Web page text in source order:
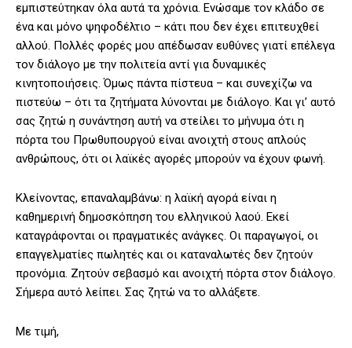
εμπιστεύτηκαν όλα αυτά τα χρόνια. Ενώσαμε τον κλάδο σε
ένα και μόνο ψηφοδέλτιο – κάτι που δεν έχει επιτευχθεί
αλλού. Πολλές φορές μου απέδωσαν ευθύνες γιατί επέλεγα
τον διάλογο με την πολιτεία αντί για δυναμικές
κινητοποιήσεις. Όμως πάντα πίστευα – και συνεχίζω να
πιστεύω – ότι τα ζητήματα λύνονται με διάλογο. Και γι’ αυτό
σας ζητώ η συνάντηση αυτή να στείλει το μήνυμα ότι η
πόρτα του Πρωθυπουργού είναι ανοιχτή στους απλούς
ανθρώπους, ότι οι λαϊκές αγορές μπορούν να έχουν φωνή.
Κλείνοντας, επαναλαμβάνω: η λαϊκή αγορά είναι η
καθημερινή δημοσκόπηση του ελληνικού λαού. Εκεί
καταγράφονται οι πραγματικές ανάγκες. Οι παραγωγοί, οι
επαγγελματίες πωλητές και οι καταναλωτές δεν ζητούν
προνόμια. Ζητούν σεβασμό και ανοιχτή πόρτα στον διάλογο.
Σήμερα αυτό λείπει. Σας ζητώ να το αλλάξετε.
Με τιμή,